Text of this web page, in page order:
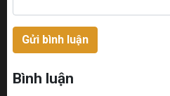
Gửi bình luận
Bình luận